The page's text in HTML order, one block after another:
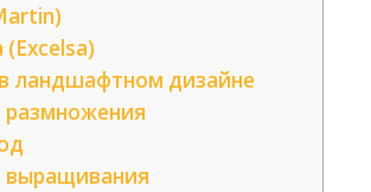
(Excelsa)
ландшафтном дизайне
размножения
выращивания